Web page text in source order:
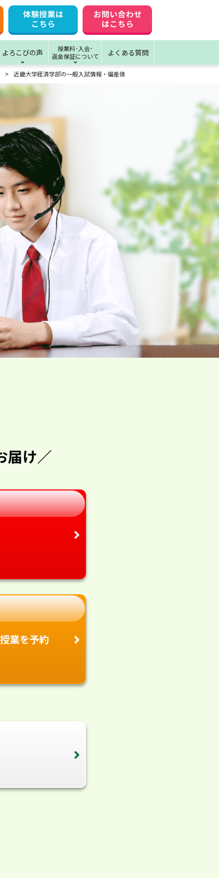
よろこびの声
授業料･入会･
返金保証について
よくある質問
近畿大学経済学部の一般入試情報・偏差値
届け／
授業を予約